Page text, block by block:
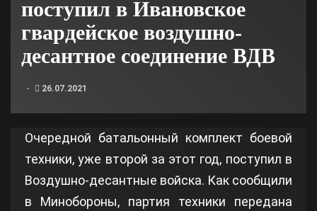
поступил в Ивановское
гвардейское воздушно-
десантное соединение ВДВ
26.07.2021
Очередной батальонный комплект боевой
техники, уже второй за этот год, поступил в
Воздушно-десантные войска. Как сообщили
в Минобороны, партия техники передана